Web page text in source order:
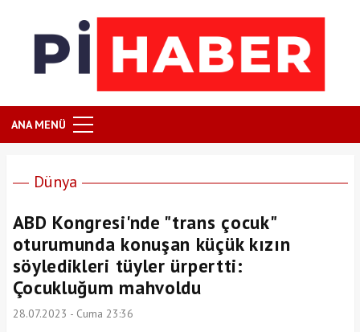
ANA MENÜ
Dünya
ABD Kongresi'nde "trans çocuk"
oturumunda konuşan küçük kızın
söyledikleri tüyler ürpertti:
Çocukluğum mahvoldu
28.07.2023 - Cuma 23:36